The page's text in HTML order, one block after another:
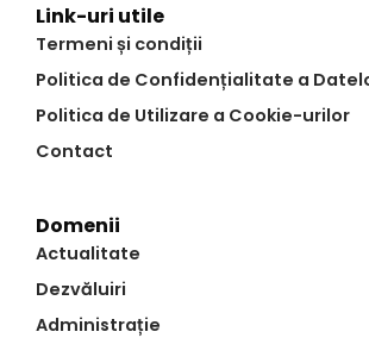
Link-uri utile
Termeni și condiții
Politica de Confidențialitate a
Politica de Utilizare a Cookie-urilor
Contact
Domenii
Actualitate
Dezvăluiri
Administrație